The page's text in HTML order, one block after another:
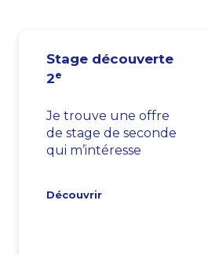
Stage découverte
2e
Je trouve une offre
de stage de seconde
qui m’intéresse
Découvrir